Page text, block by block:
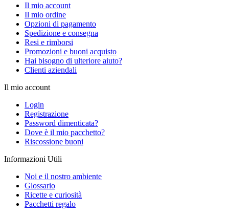
Il mio account
Il mio ordine
Opzioni di pagamento
Spedizione e consegna
Resi e rimborsi
Promozioni e buoni acquisto
Hai bisogno di ulteriore aiuto?
Clienti aziendali
Il mio account
Login
Registrazione
Password dimenticata?
Dove è il mio pacchetto?
Riscossione buoni
Informazioni Utili
Noi e il nostro ambiente
Glossario
Ricette e curiosità
Pacchetti regalo